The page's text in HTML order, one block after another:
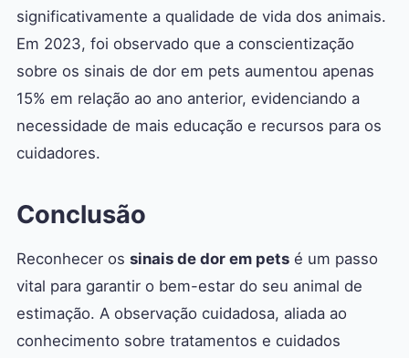
significativamente a qualidade de vida dos animais.
Em 2023, foi observado que a conscientização
sobre os sinais de dor em pets aumentou apenas
15% em relação ao ano anterior, evidenciando a
necessidade de mais educação e recursos para os
cuidadores.
Conclusão
Reconhecer os sinais de dor em pets é um passo
vital para garantir o bem-estar do seu animal de
estimação. A observação cuidadosa, aliada ao
conhecimento sobre tratamentos e cuidados